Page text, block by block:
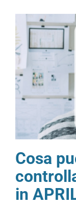
Cosa
in